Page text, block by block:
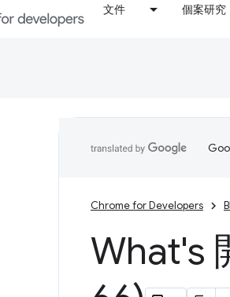
文件 個案研究
Chrome for Developers
What's